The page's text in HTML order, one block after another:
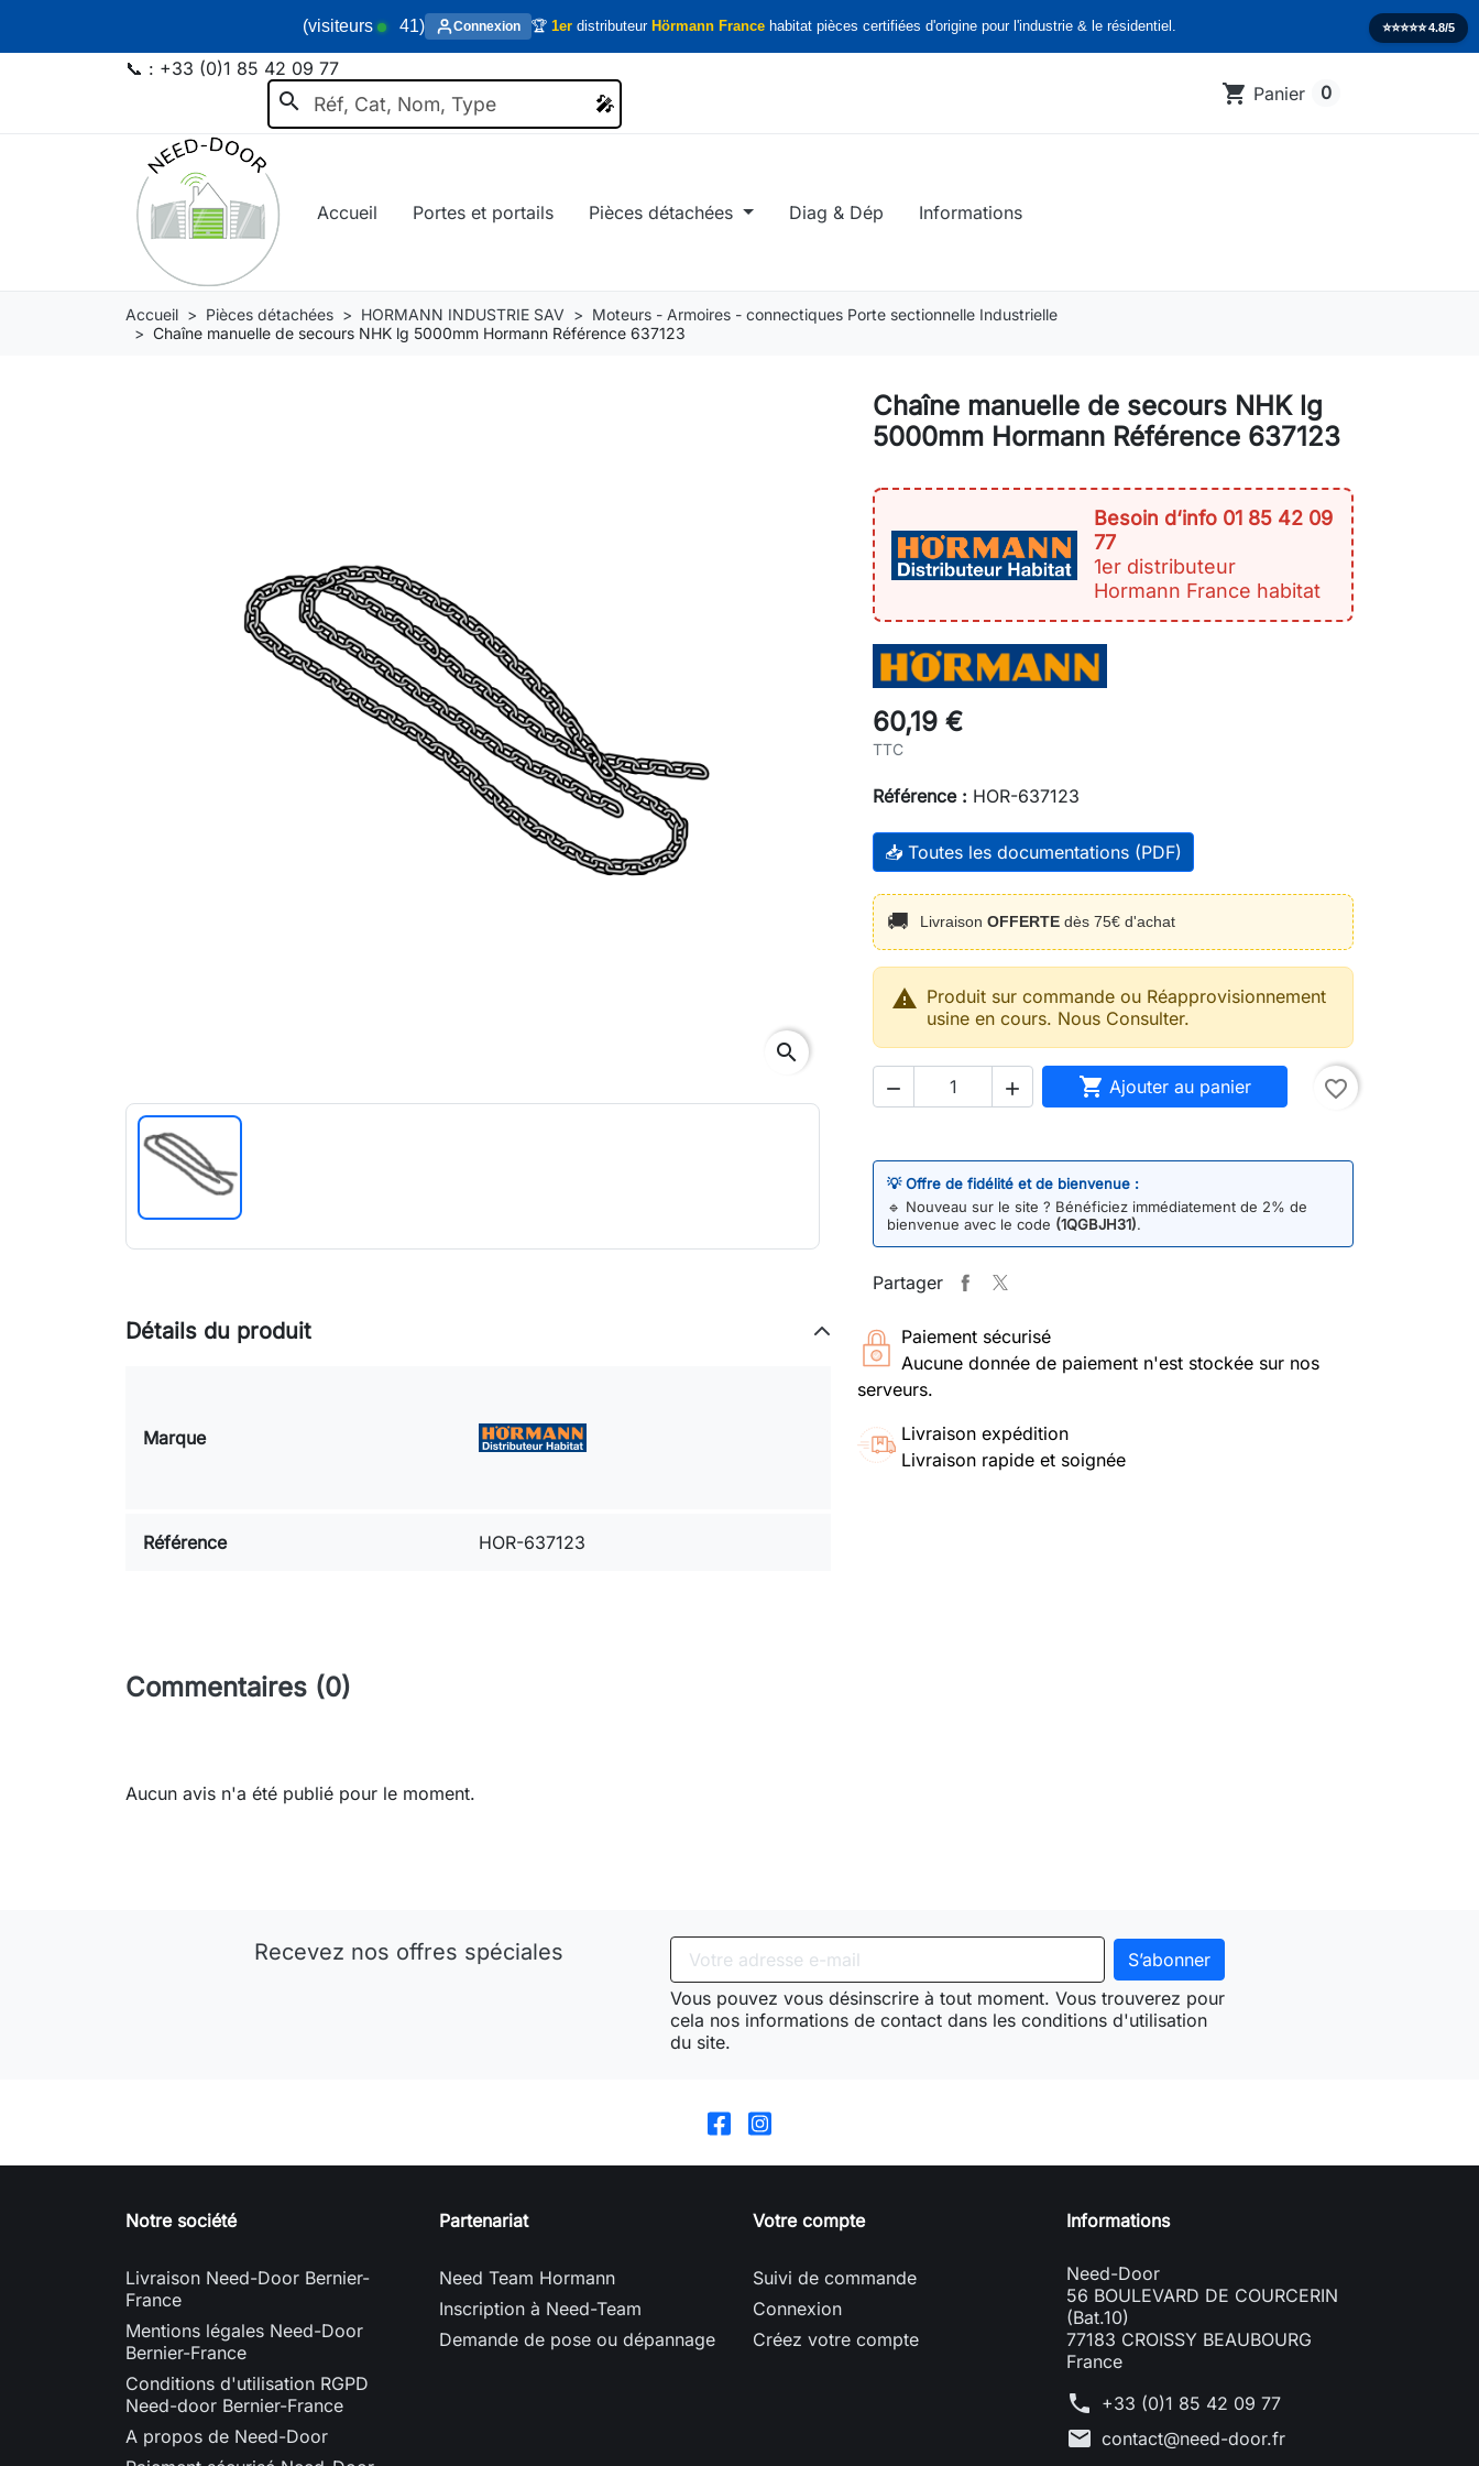
(visiteurs 41) Connexion 🏆 1er distributeur Hörmann France habitat pièces certifiées d'origine pour l'industrie & le résidentiel. ⭐️⭐️⭐️⭐️⭐️4.8/5
search 🎤
🎤
📞 : +33 (0)1 85 42 09 77
shopping_cart Panier 0
Accueil Portes et portails Pièces détachées Diag & Dép Informations
Accueil Pièces détachées HORMANN INDUSTRIE SAV
Moteurs - Armoires - connectiques Porte sectionnelle Industrielle
Chaîne manuelle de secours NHK lg 5000mm Hormann Référence 637123
search
Chaîne manuelle de secours NHK lg
5000mm Hormann Référence 637123
Besoin d‘info 01 85 42 09
77
1er distributeur
Hormann France habitat
60,19 €
TTC
Référence : HOR-637123
📥 Toutes les documentations (PDF)
🚚 Livraison OFFERTE dès 75€ d'achat
 Produit sur commande ou Réapprovisionnement
usine en cours. Nous Consulter.
   Ajouter au panier favorite_border
💡 Offre de fidélité et de bienvenue :
🔹 Nouveau sur le site ? Bénéficiez immédiatement de 2% de
bienvenue avec le code (1QGBJH31).
Partager
Paiement sécurisé
Aucune donnée de paiement n'est stockée sur nos
serveurs.
Livraison expédition
Livraison rapide et soignée
Détails du produit
Marque
Référence HOR-637123
Commentaires (0)
Aucun avis n'a été publié pour le moment.
Recevez nos offres spéciales
Vous pouvez vous désinscrire à tout moment. Vous trouverez pour
cela nos informations de contact dans les conditions d'utilisation
du site.
Notre société
Livraison Need-Door Bernier-
France
Mentions légales Need-Door
Bernier-France
Conditions d'utilisation RGPD
Need-door Bernier-France
A propos de Need-Door
Partenariat
Need Team Hormann
Inscription à Need-Team
Demande de pose ou dépannage
Votre compte
Suivi de commande
Connexion
Créez votre compte
Informations
Need-Door
56 BOULEVARD DE COURCERIN
(Bat.10)
77183 CROISSY BEAUBOURG
France
phone +33 (0)1 85 42 09 77
mail contact@need-door.fr